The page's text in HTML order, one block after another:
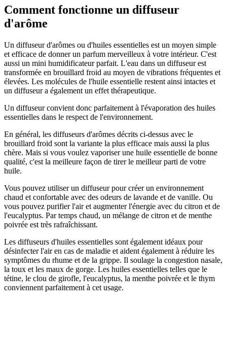
Comment fonctionne un diffuseur
d'arôme
Un diffuseur d'arômes ou d'huiles essentielles est un moyen simple
et efficace de donner un parfum merveilleux à votre intérieur. C'est
aussi un mini humidificateur parfait. L'eau dans un diffuseur est
transformée en brouillard froid au moyen de vibrations fréquentes et
élevées. Les molécules de l'huile essentielle restent ainsi intactes et
un diffuseur a également un effet thérapeutique.
Un diffuseur convient donc parfaitement à l'évaporation des huiles
essentielles dans le respect de l'environnement.
En général, les diffuseurs d'arômes décrits ci-dessus avec le
brouillard froid sont la variante la plus efficace mais aussi la plus
chère. Mais si vous voulez vaporiser une huile essentielle de bonne
qualité, c'est la meilleure façon de tirer le meilleur parti de votre
huile.
Vous pouvez utiliser un diffuseur pour créer un environnement
chaud et confortable avec des odeurs de lavande et de vanille. Ou
vous pouvez purifier l'air et augmenter l'énergie avec du citron et de
l'eucalyptus. Par temps chaud, un mélange de citron et de menthe
poivrée est très rafraîchissant.
Les diffuseurs d'huiles essentielles sont également idéaux pour
désinfecter l'air en cas de maladie et aident également à réduire les
symptômes du rhume et de la grippe. Il soulage la congestion nasale,
la toux et les maux de gorge. Les huiles essentielles telles que le
tétine, le clou de girofle, l'eucalyptus, la menthe poivrée et le thym
conviennent parfaitement à cet usage.